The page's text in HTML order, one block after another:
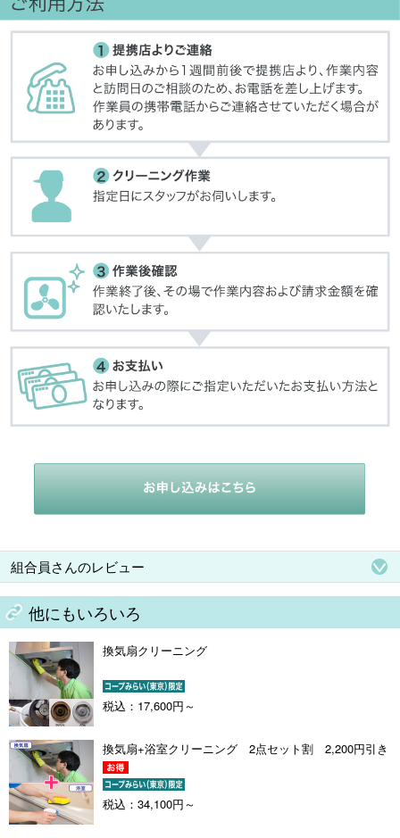
組合員さんのレビュー
他にもいろいろ
換気扇クリーニング
税込：17,600円～
換気扇+浴室クリーニング 2点セット割 2,200円引き
税込：34,100円～